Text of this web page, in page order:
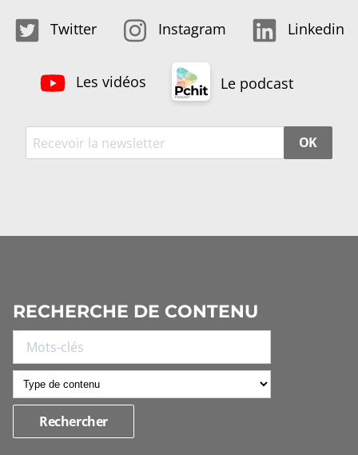
Twitter Instagram Linkedin
Les vidéos Le podcast
OK
RECHERCHE DE CONTENU